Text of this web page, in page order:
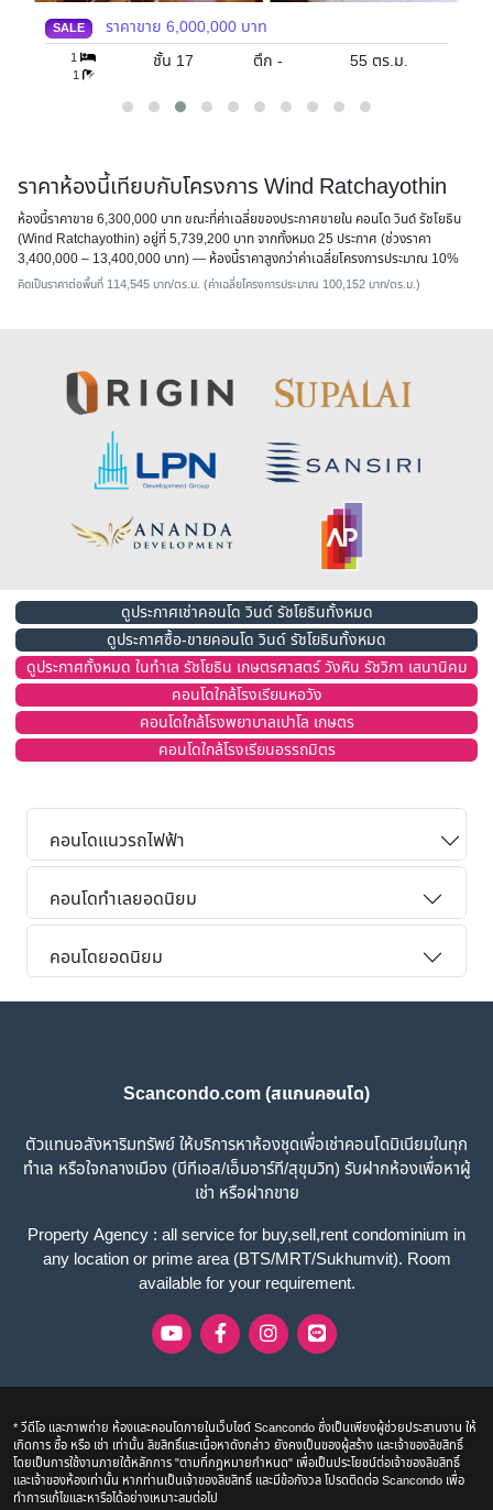
SALE ราคาขาย6,000,000 บาท
1
1
ชั้น 17 ตึก - 55 ตร.ม.
ราคาห้องนี้เทียบกับโครงการ Wind Ratchayothin
ห้องนี้ราคาขาย 6,300,000 บาท ขณะที่ค่าเฉลี่ยของประกาศขายใน คอนโด วินด์ รัชโยธิน
(Wind Ratchayothin) อยู่ที่ 5,739,200 บาท จากทั้งหมด 25 ประกาศ (ช่วงราคา
3,400,000 – 13,400,000 บาท) — ห้องนี้ราคาสูงกว่าค่าเฉลี่ยโครงการประมาณ 10%
คิดเป็นราคาต่อพื้นที่ 114,545 บาท/ตร.ม. (ค่าเฉลี่ยโครงการประมาณ 100,152 บาท/ตร.ม.)
ดูประกาศเช่าคอนโด วินด์ รัชโยธินทั้งหมด
ดูประกาศซื้อ-ขายคอนโด วินด์ รัชโยธินทั้งหมด
ดูประกาศทั้งหมด ในทำเล รัชโยธิน เกษตรศาสตร์ วังหิน รัชวิภา เสนานิคม
คอนโดใกล้โรงเรียนหอวัง
คอนโดใกล้โรงพยาบาลเปาโล เกษตร
คอนโดใกล้โรงเรียนอรรถมิตร
คอนโดแนวรถไฟฟ้า
คอนโดทำเลยอดนิยม
คอนโดยอดนิยม
Scancondo.com (สแกนคอนโด)
ตัวแทนอสังหาริมทรัพย์ ให้บริการหาห้องชุดเพื่อเช่าคอนโดมิเนียมในทุก
ทำเล หรือใจกลางเมือง (บีทีเอส/เอ็มอาร์ที/สุขุมวิท) รับฝากห้องเพื่อหาผู้
เช่า หรือฝากขาย
Property Agency : all service for buy,sell,rent condominium in
any location or prime area (BTS/MRT/Sukhumvit). Room
available for your requirement.
* วีดีโอ และภาพถ่าย ห้องและคอนโดภายในเว็บไซด์ Scancondo ซึ่งเป็นเพียงผู้ช่วยประสานงาน ให้
เกิดการ ซื้อ หรือ เช่า เท่านั้น ลิขสิทธิ์และเนื้อหาดังกล่าว ยังคงเป็นของผู้สร้าง และเจ้าของลิขสิทธิ์
โดยเป็นการใช้งานภายใต้หลักการ "ตามที่กฎหมายกำหนด" เพื่อเป็นประโยชน์ต่อเจ้าของลิขสิทธิ์
และเจ้าของห้องเท่านั้น หากท่านเป็นเจ้าของลิขสิทธิ์ และมีข้อกังวล โปรดติดต่อ Scancondo เพื่อ
ทำการแก้ไขและหารือได้อย่างเหมาะสมต่อไป